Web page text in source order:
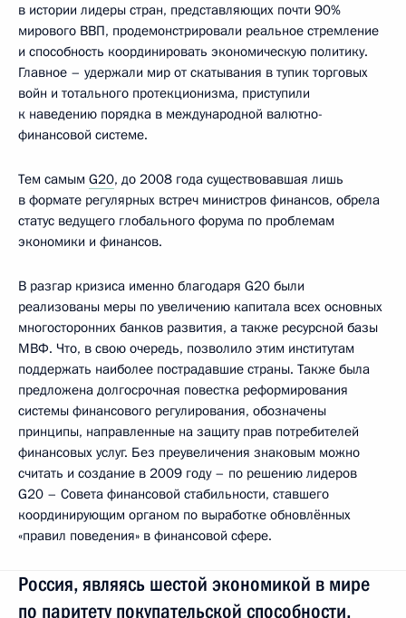
в истории лидеры стран, представляющих почти 90%
мирового ВВП, продемонстрировали реальное стремление
и способность координировать экономическую политику.
Главное – удержали мир от скатывания в тупик торговых
войн и тотального протекционизма, приступили
к наведению порядка в международной валютно-
финансовой системе.
Тем самым G20, до 2008 года существовавшая лишь
в формате регулярных встреч министров финансов, обрела
статус ведущего глобального форума по проблемам
экономики и финансов.
В разгар кризиса именно благодаря G20 были
реализованы меры по увеличению капитала всех основных
многосторонних банков развития, а также ресурсной базы
МВФ. Что, в свою очередь, позволило этим институтам
поддержать наиболее пострадавшие страны. Также была
предложена долгосрочная повестка реформирования
системы финансового регулирования, обозначены
принципы, направленные на защиту прав потребителей
финансовых услуг. Без преувеличения знаковым можно
считать и создание в 2009 году – по решению лидеров
G20 – Совета финансовой стабильности, ставшего
координирующим органом по выработке обновлённых
«правил поведения» в финансовой сфере.
Россия, являясь шестой экономикой в мире
по паритету покупательской способности,